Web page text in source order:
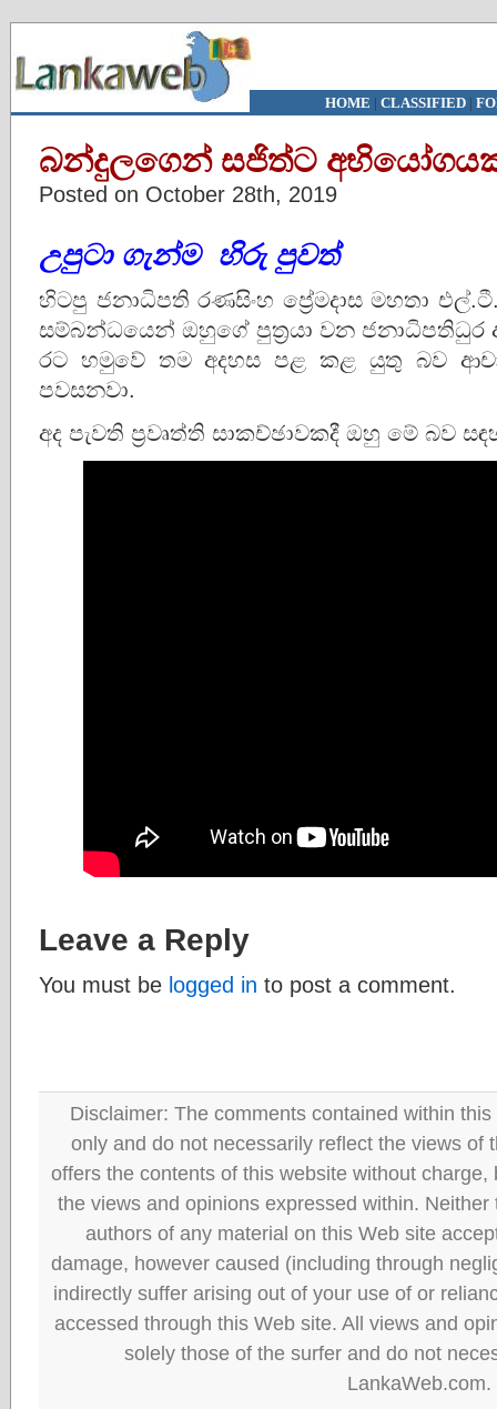
HOME | CLASSIFIED|
බන්දුලගෙන් සජිත්ට
Posted on October 28th, 2019
උපුටා ගැන්ම හිරු පුවත්
හිටපු ජනාධිපති රණසිංහ ප්‍රේමදාස මහතා
සම්බන්ධයෙන් ඔහුගේ පුත්‍රයා වන ජනාධිපතිධුර
රට හමුවේ තම අදහස පළ කළ යුතු බව
පවසනවා.
අද පැවති ප්‍රවෘත්ති සාකච්ඡාවකදී ඔහු මේ බව
Leave a Reply
You must be logged in to post a comment.
Disclaimer: The comments contained within
only and do not necessarily reflect the views of
offers the contents of this website without
the views and opinions expressed within.
authors of any material on this Web site
damage, however caused (including through
indirectly suffer arising out of your use of or
accessed through this Web site. All views and
solely those of the surfer and do not
LankaWeb.com.